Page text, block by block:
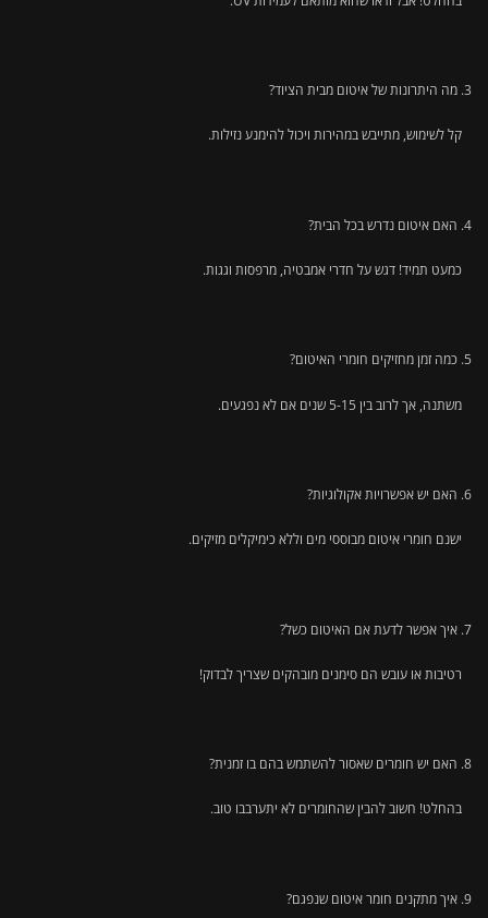
מה היתרונות של איטום מבית הציוד?
קל לשימוש, מתייבש במהירות ויכול להימנע נזילות.
האם איטום נדרש בכל הבית?
כמעט תמיד! דגש על חדרי אמבטיה, מרפסות וגגות.
כמה זמן מחזיקים חומרי האיטום?
משתנה, אך לרוב בין 5-15 שנים אם לא נפגעים.
האם יש אפשרויות אקולוגיות?
ישנם חומרי איטום מבוססי מים וללא כימיקלים מזיקים.
איך אפשר לדעת אם האיטום כשל?
רטיבות או עובש הם סימנים מובהקים שצריך לבדוק!
האם יש חומרים שאסור להשתמש בהם בו זמנית?
בהחלט! חשוב להבין שהחומרים לא יתערבבו טוב.
איך מתקנים חומר איטום שנפגם?